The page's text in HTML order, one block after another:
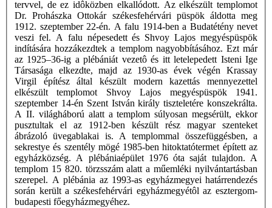
tervvel, de ez idôközben elkallódott. Az elkészült templomot
Dr. Prohászka Ottokár székesfehérvári püspök áldotta meg
1912. szeptember 22-én. A falu 1914-ben a Budatétény nevet
veszi fel. A falu népesedett és Shvoy Lajos megyéspüspök
indítására hozzákezdtek a templom nagyobbításához. Ezt már
az 1925–36-ig a plébániát vezetô és itt letelepedett Isteni Ige
Társasága elkezdte, majd az 1930-as évek végén Krassay
Virgil építész által készült modern kazettás mennyezettel
elkészült templomot Shvoy Lajos megyéspüspök 1941.
szeptember 14-én Szent István király tiszteletére konszekrálta.
A II. világháború alatt a templom súlyosan megsérült, ekkor
pusztultak el az 1912-ben készült rész magyar szenteket
ábrázoló üvegablakai is. A templommal összefüggésben, a
sekrestye és szentély mögé 1985-ben hitoktatótermet épített az
egyházközség. A plébániaépület 1976 óta saját tulajdon. A
templom 15 820. törzsszám alatt a műemléki nyilvántartásban
szerepel. A plébánia az 1993-as egyházmegyei határrendezés
során került a székesfehérvári egyházmegyétôl az esztergom-
budapesti főegyházmegyéhez.